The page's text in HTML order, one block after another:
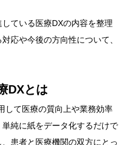
ている医療DXの内容を整理
応や今後の方向性について、
DXとは
して医療の質向上や業務効率
純に紙をデータ化するだけで
患者と医療機関の双方にとっ